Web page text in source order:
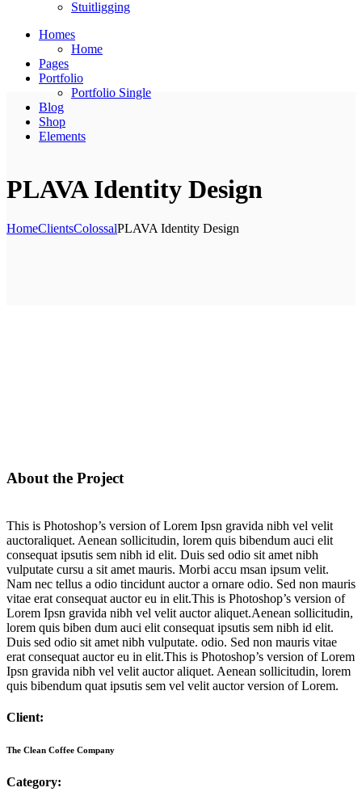
Stuitligging
Homes
Home
Pages
Portfolio
Portfolio Single
Blog
Shop
Elements
PLAVA Identity Design
HomeClientsColossalPLAVA Identity Design
About the Project
This is Photoshop’s version of Lorem Ipsn gravida nibh vel velit
auctoraliquet. Aenean sollicitudin, lorem quis bibendum auci elit
consequat ipsutis sem nibh id elit. Duis sed odio sit amet nibh
vulputate cursu a sit amet mauris. Morbi accu msan ipsum velit.
Nam nec tellus a odio tincidunt auctor a ornare odio. Sed non mauris
vitae erat consequat auctor eu in elit.This is Photoshop’s version of
Lorem Ipsn gravida nibh vel velit auctor aliquet.Aenean sollicitudin,
lorem quis biben dum auci elit consequat ipsutis sem nibh id elit.
Duis sed odio sit amet nibh vulputate. odio. Sed non mauris vitae
erat consequat auctor eu in elit.This is Photoshop’s version of Lorem
Ipsn gravida nibh vel velit auctor aliquet. Aenean sollicitudin, lorem
quis bibendum quat ipsutis sem vel velit auctor version of Lorem.
Client:
The Clean Coffee Company
Category: